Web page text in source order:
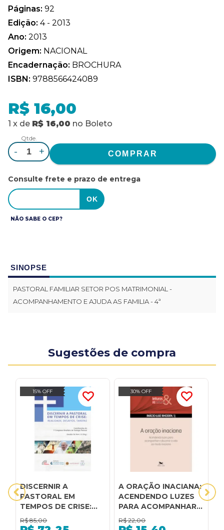
Páginas: 92
Edição: 4 - 2013
Ano: 2013
Origem: NACIONAL
Encadernação: BROCHURA
ISBN: 9788566424089
R$ 16,00
1 x de R$ 16,00 no Boleto
Qtde.
- +
Consulte frete e prazo de entrega
NÃO SABE O CEP?
SINOPSE
PASTORAL FAMILIAR SETOR POS MATRIMONIAL -
ACOMPANHAMENTO E AJUDA AS FAMILIA - 4ª
Sugestões de compra
15% OFF
DISCERNIR A
PASTORAL EM
TEMPOS DE CRISE:
REALIDADE,
DESAFIOS, TAREFAS:
R$ 85,00
30% OFF
A ORAÇÃO INACIANA:
ACENDENDO LUZES
PARA ACOMPANHAR E
DISCERNIR A VIDA AO
MODO INACIANO
R$ 22,00